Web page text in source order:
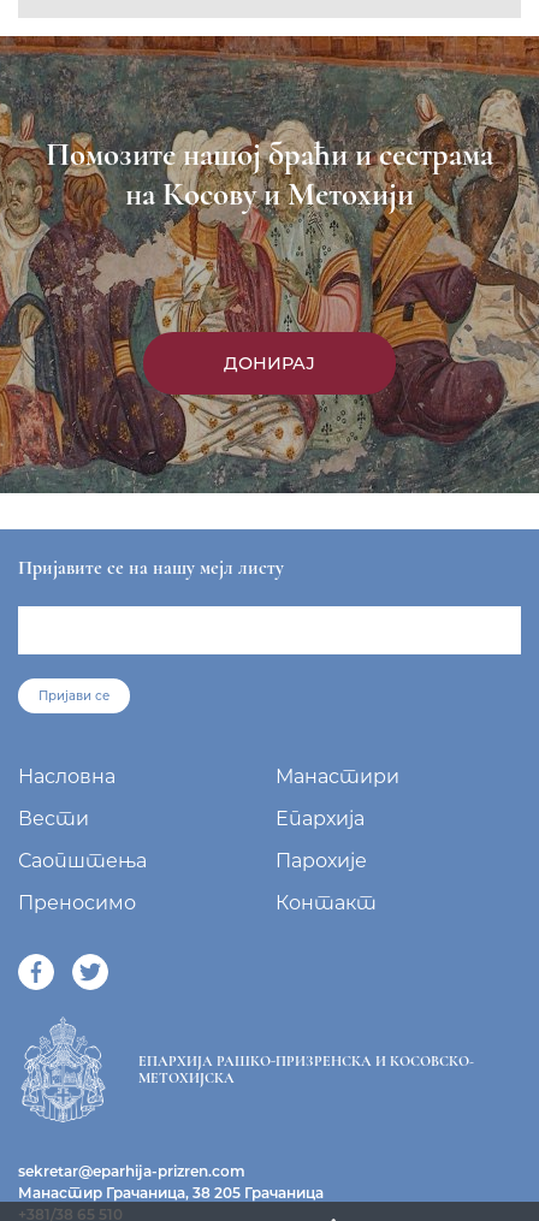
Помозите нашој браћи и сестрама
на Косову и Метохији
ДОНИРАЈ
Пријавите се на нашу мејл листу
Пријави се
Насловна
Манастири
Вести
Епархија
Саопштења
Парохије
Преносимо
Контакт
ЕПАРХИЈА РАШКО-ПРИЗРЕНСКА И КОСОВСКО-
МЕТОХИЈСКА
sekretar@eparhija-prizren.com
Манастир Грачаница, 38 205 Грачаница
+381/38 65 510